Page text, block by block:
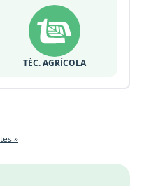
TÉC. AGRÍCOLA
»